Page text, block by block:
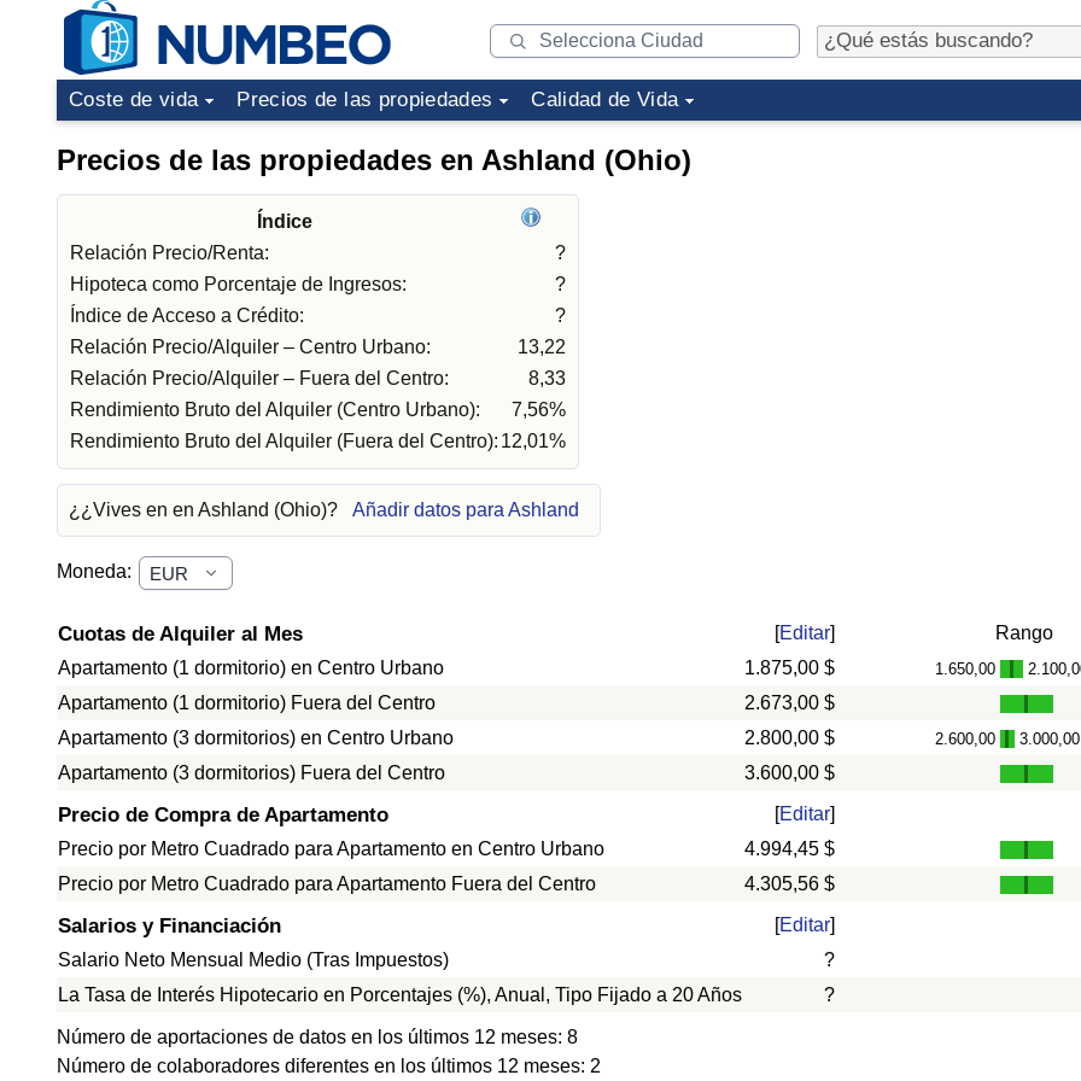
Coste de vida Precios de las propiedades Calidad de Vida
Precios de las propiedades en Ashland (Ohio)
Índice
Relación Precio/Renta:
?
Hipoteca como Porcentaje de Ingresos:
?
Índice de Acceso a Crédito:
?
Relación Precio/Alquiler – Centro Urbano:
13,22
Relación Precio/Alquiler – Fuera del Centro:
8,33
Rendimiento Bruto del Alquiler (Centro Urbano):
7,56%
Rendimiento Bruto del Alquiler (Fuera del Centro): 12,01%
¿¿Vives en en Ashland (Ohio)? Añadir datos para Ashland
Moneda:
Cuotas de Alquiler al Mes [Editar]
Rango
Apartamento (1 dormitorio) en Centro Urbano
1.875,00 $ 1.650,00 -
Apartamento (1 dormitorio) Fuera del Centro
2.673,00 $
Apartamento (3 dormitorios) en Centro Urbano
2.800,00 $ 2.600,00 - 3.000,00
Apartamento (3 dormitorios) Fuera del Centro 3.600,00 $
Precio de Compra de Apartamento [Editar]
Precio por Metro Cuadrado para Apartamento en Centro Urbano
4.994,45 $
Precio por Metro Cuadrado para Apartamento Fuera del Centro
4.305,56 $
Salarios y Financiación [Editar]
Salario Neto Mensual Medio (Tras Impuestos)
?
La Tasa de Interés Hipotecario en Porcentajes (%), Anual, Tipo Fijado a 20 Años
?
Número de aportaciones de datos en los últimos 12 meses: 8
Número de colaboradores diferentes en los últimos 12 meses: 2